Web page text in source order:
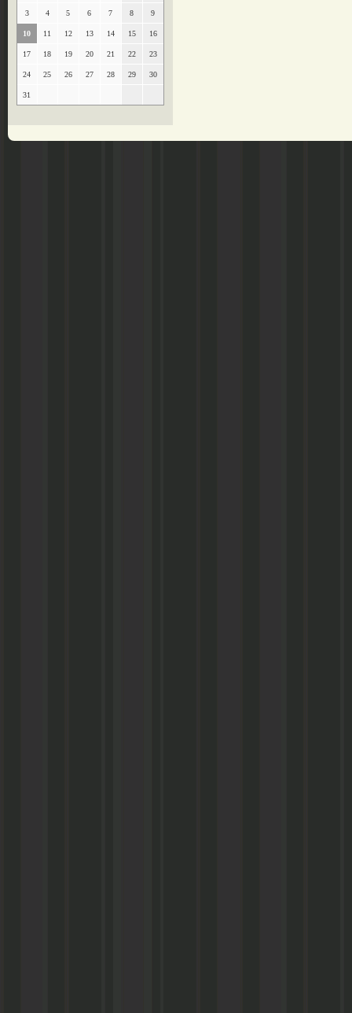
3 4 5 6 7 8 9
10 11 12 13 14 15 16
17 18 19 20 21 22 23
24 25 26 27 28 29 30
31